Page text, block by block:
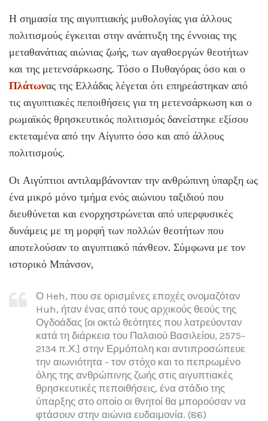
Η σημασία της αιγυπτιακής μυθολογίας για άλλους
πολιτισμούς έγκειται στην ανάπτυξη της έννοιας της
μεταθανάτιας αιώνιας ζωής, των αγαθοεργών θεοτήτων
και της μετενσάρκωσης. Τόσο ο Πυθαγόρας όσο και ο
Πλάτωνας της Ελλάδας λέγεται ότι επηρεάστηκαν από
τις αιγυπτιακές πεποιθήσεις για τη μετενσάρκωση και ο
ρωμαϊκός θρησκευτικός πολιτισμός δανείστηκε εξίσου
εκτεταμένα από την Αίγυπτο όσο και από άλλους
πολιτισμούς.
Οι Αιγύπτιοι αντιλαμβάνονταν την ανθρώπινη ύπαρξη ως
ένα μικρό μόνο τμήμα ενός αιώνιου ταξιδιού που
διευθύνεται και ενορχηστρώνεται από υπερφυσικές
δυνάμεις με τη μορφή των πολλών θεοτήτων που
αποτελούσαν το αιγυπτιακό πάνθεον. Σύμφωνα με τον
ιστορικό Μπάνσον,
Ο Heh, που σε ορισμένες εποχές ονομαζόταν
Huh, ήταν ένας από τους αρχικούς θεούς της
Ογδοάδας [οι οκτώ θεότητες που λατρεύονταν
κατά τη διάρκεια του Παλαιού Βασιλείου, 2575-
2134 π.Χ.] στην Ερμόπολη και αντιπροσώπευε
την αιωνιότητα - τον στόχο και το πεπρωμένο
όλης της ανθρώπινης ζωής στις αιγυπτιακές
θρησκευτικές πεποιθήσεις, ένα στάδιο της
ύπαρξης στο οποίο οι θνητοί θα μπορούσαν να
φτάσουν στην αιώνια ευδαιμονία. (86)